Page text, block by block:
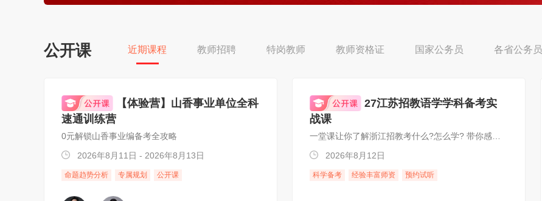
公开课 近期课程 教师招聘 特岗教师 教师资格证 国家公务员 各省公务员
【体验营】山香事业单位全科
速通训练营
0元解锁山香事业编备考全攻略
2026年8月11日 - 2026年8月13日
命题趋势分析 专属规划 公开课
27江苏招教语学学科备考实
战课
2026年8月12日
科学备考 经验丰富师资 预约试听